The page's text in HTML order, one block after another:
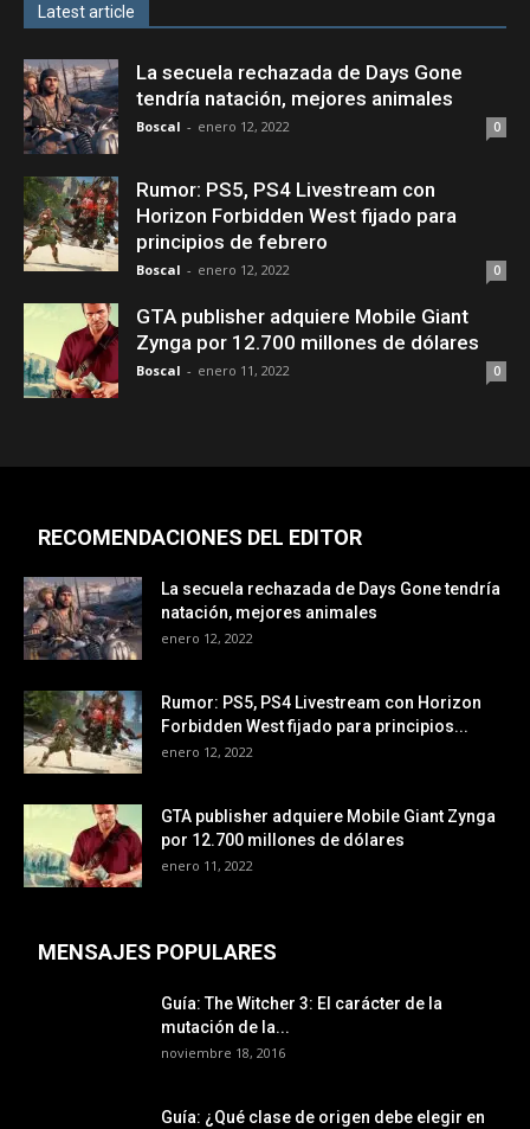
Latest article
La secuela rechazada de Days Gone
tendría natación, mejores animales
Boscal - enero 12, 2022 0
Rumor: PS5, PS4 Livestream con
Horizon Forbidden West fijado para
principios de febrero
Boscal - enero 12, 2022 0
GTA publisher adquiere Mobile Giant
Zynga por 12.700 millones de dólares
Boscal - enero 11, 2022 0
RECOMENDACIONES DEL EDITOR
La secuela rechazada de Days Gone tendría
natación, mejores animales
enero 12, 2022
Rumor: PS5, PS4 Livestream con Horizon
Forbidden West fijado para principios...
enero 12, 2022
GTA publisher adquiere Mobile Giant Zynga
por 12.700 millones de dólares
enero 11, 2022
MENSAJES POPULARES
Guía: The Witcher 3: El carácter de la
mutación de la...
noviembre 18, 2016
Guía: ¿Qué clase de origen debe elegir en